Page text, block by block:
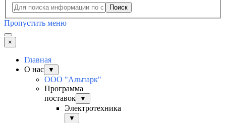
Поиск
Пропустить меню
×
Главная
О нас
▼
ООО "Альпарк"
Программа
поставок
▼
Электротехника
▼